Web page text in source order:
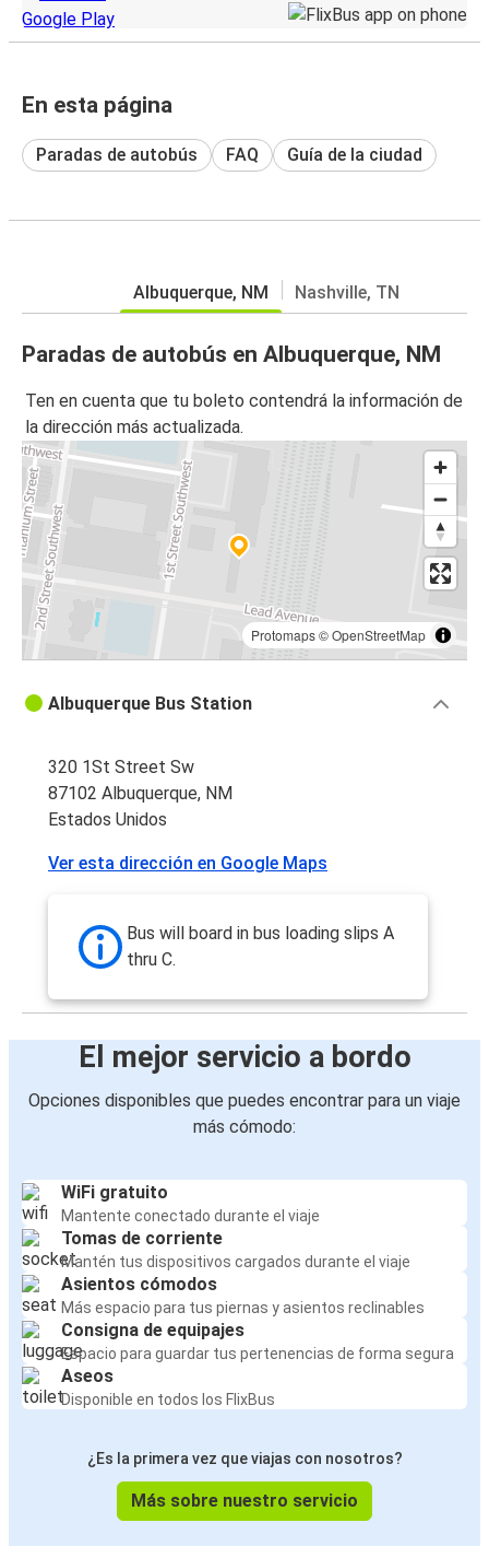
En esta página
Paradas de autobús FAQ Guía de la ciudad
Albuquerque, NM Nashville, TN
Paradas de autobús en Albuquerque, NM
Ten en cuenta que tu boleto contendrá la información de
la dirección más actualizada.
Protomaps©OpenStreetMap
Albuquerque Bus Station
320 1St Street Sw
87102 Albuquerque, NM
Estados Unidos
Ver esta dirección en Google Maps
Bus will board in bus loading slips A
thru C.
El mejor servicio a bordo
Opciones disponibles que puedes encontrar para un viaje
más cómodo:
WiFi gratuito
Mantente conectado durante el viaje
Tomas de corriente
Mantén tus dispositivos cargados durante el viaje
Asientos cómodos
Más espacio para tus piernas y asientos reclinables
Consigna de equipajes
Espacio para guardar tus pertenencias de forma segura
Aseos
Disponible en todos los FlixBus
¿Es la primera vez que viajas con nosotros?
Más sobre nuestro servicio